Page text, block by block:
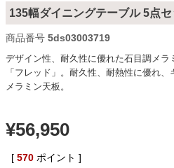
椅子・チェア
食器棚・キッチン収納
ベッド
スチール脚
135幅ダイニングテーブル 5点
商品番号 5ds03003719
デザイン性、耐久性に優れた石目調メ
「フレッド」。耐久性、耐熱性に優れ
メラミン天板。
¥56,950
[ 570 ポイント ]